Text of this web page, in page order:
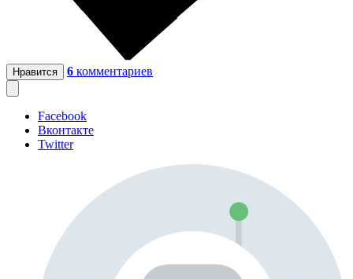
Нравится 6 комментариев
Facebook
Вконтакте
Twitter